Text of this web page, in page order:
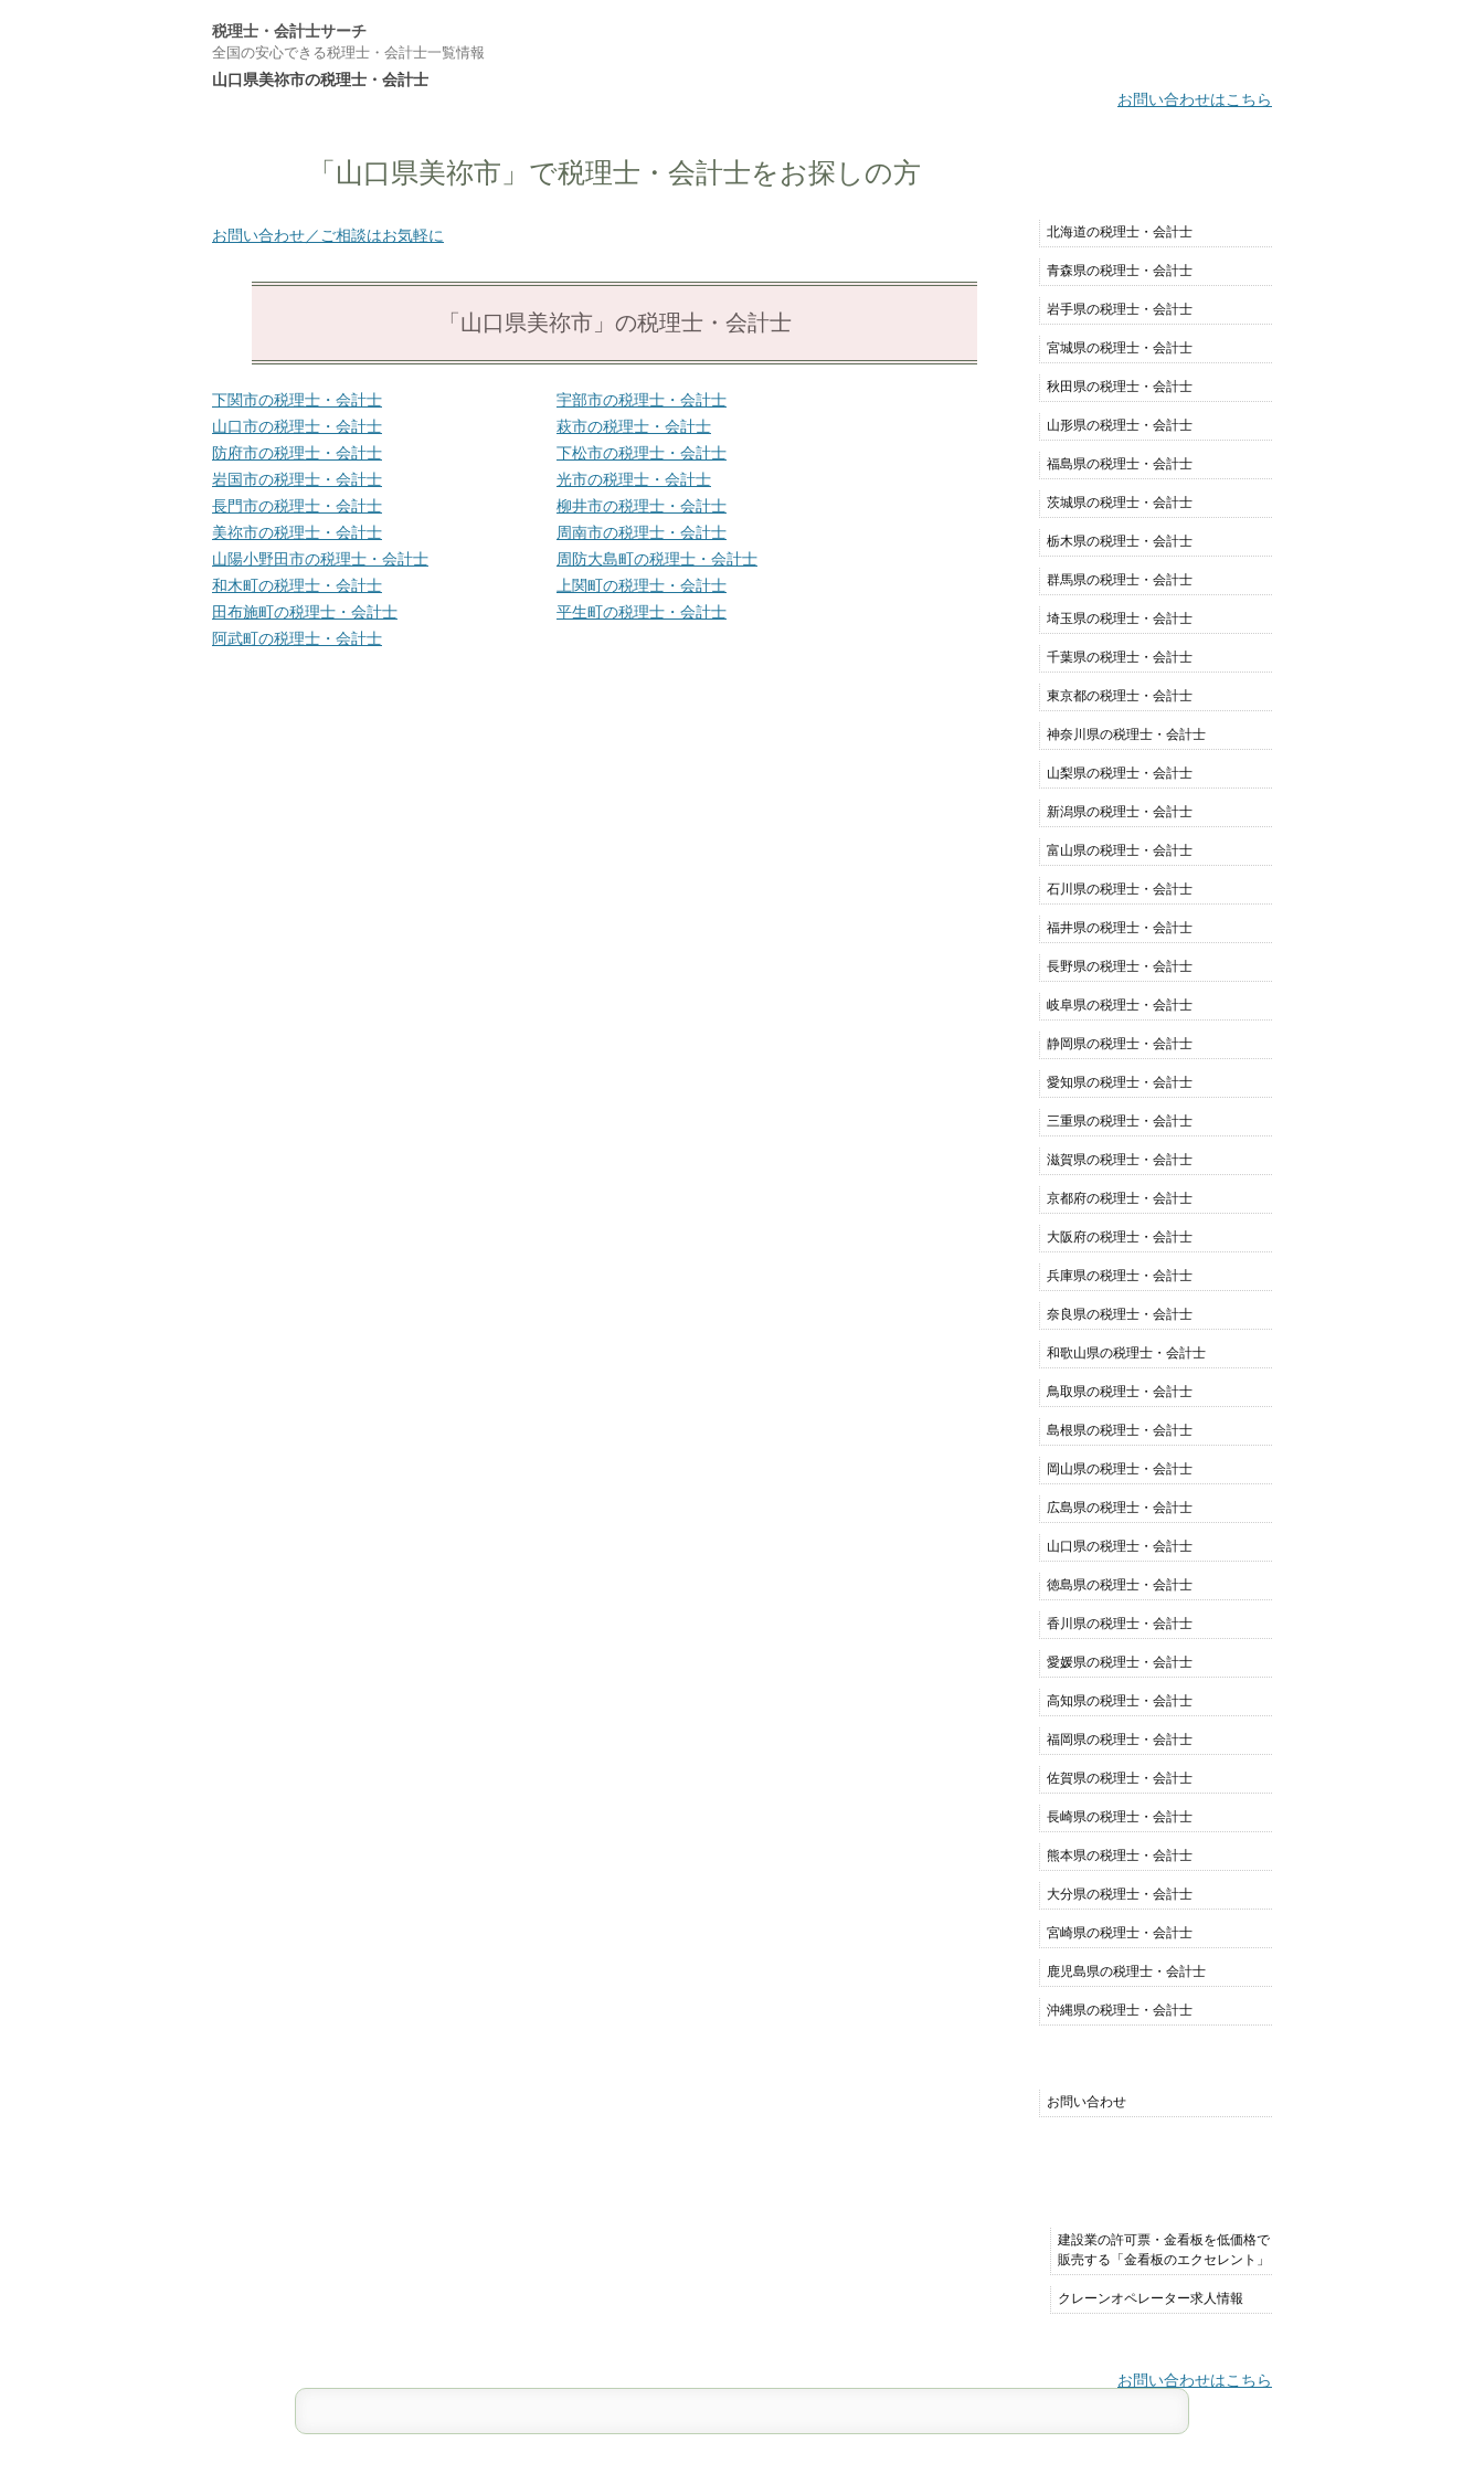
税理士・会計士サーチ
全国の安心できる税理士・会計士一覧情報
山口県美祢市の税理士・会計士
お問い合わせはこちら
「山口県美祢市」で税理士・会計士をお探しの方
お問い合わせ／ご相談はお気軽に
「山口県美祢市」の税理士・会計士
下関市の税理士・会計士
宇部市の税理士・会計士
山口市の税理士・会計士
萩市の税理士・会計士
防府市の税理士・会計士
下松市の税理士・会計士
岩国市の税理士・会計士
光市の税理士・会計士
長門市の税理士・会計士
柳井市の税理士・会計士
美祢市の税理士・会計士
周南市の税理士・会計士
山陽小野田市の税理士・会計士
周防大島町の税理士・会計士
和木町の税理士・会計士
上関町の税理士・会計士
田布施町の税理士・会計士
平生町の税理士・会計士
阿武町の税理士・会計士
北海道の税理士・会計士
青森県の税理士・会計士
岩手県の税理士・会計士
宮城県の税理士・会計士
秋田県の税理士・会計士
山形県の税理士・会計士
福島県の税理士・会計士
茨城県の税理士・会計士
栃木県の税理士・会計士
群馬県の税理士・会計士
埼玉県の税理士・会計士
千葉県の税理士・会計士
東京都の税理士・会計士
神奈川県の税理士・会計士
山梨県の税理士・会計士
新潟県の税理士・会計士
富山県の税理士・会計士
石川県の税理士・会計士
福井県の税理士・会計士
長野県の税理士・会計士
岐阜県の税理士・会計士
静岡県の税理士・会計士
愛知県の税理士・会計士
三重県の税理士・会計士
滋賀県の税理士・会計士
京都府の税理士・会計士
大阪府の税理士・会計士
兵庫県の税理士・会計士
奈良県の税理士・会計士
和歌山県の税理士・会計士
鳥取県の税理士・会計士
島根県の税理士・会計士
岡山県の税理士・会計士
広島県の税理士・会計士
山口県の税理士・会計士
徳島県の税理士・会計士
香川県の税理士・会計士
愛媛県の税理士・会計士
高知県の税理士・会計士
福岡県の税理士・会計士
佐賀県の税理士・会計士
長崎県の税理士・会計士
熊本県の税理士・会計士
大分県の税理士・会計士
宮崎県の税理士・会計士
鹿児島県の税理士・会計士
沖縄県の税理士・会計士
お問い合わせ
建設業の許可票・金看板を低価格で
販売する「金看板のエクセレント」
クレーンオペレーター求人情報
お問い合わせはこちら